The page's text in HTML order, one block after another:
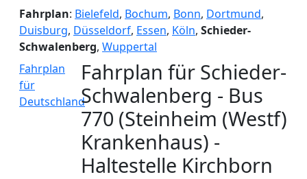
Fahrplan: Bielefeld, Bochum, Bonn, Dortmund,
Duisburg, Düsseldorf, Essen, Köln, Schieder-
Schwalenberg, Wuppertal
Fahrplan
für
Deutschland
Fahrplan für Schieder-
Schwalenberg - Bus
770 (Steinheim (Westf)
Krankenhaus) -
Haltestelle Kirchborn